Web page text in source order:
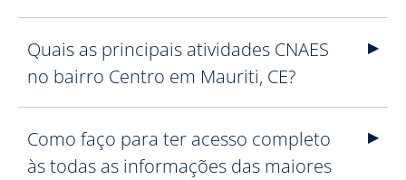
Quais as principais atividades CNAES
no bairro Centro em Mauriti, CE?
Como faço para ter acesso completo
às todas as informações das maiores